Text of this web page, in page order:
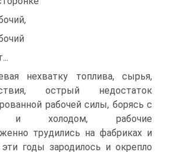
нехватку топлива, сырья,
острый недостаток
рабочей силы, борясь с
и холодом, рабочие
трудились на фабриках и
годы зародилось и окрепло